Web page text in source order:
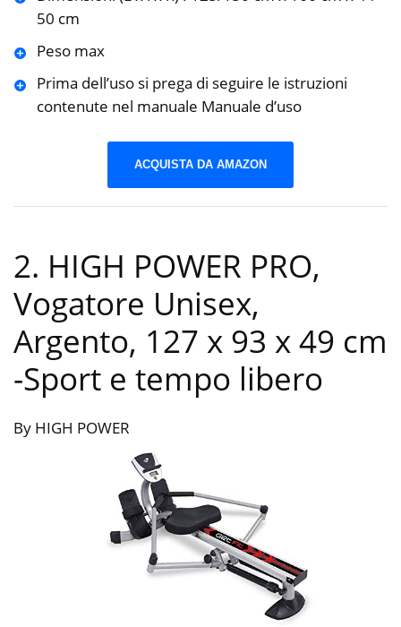
50 cm
Peso max
Prima dell’uso si prega di seguire le istruzioni
contenute nel manuale Manuale d’uso
ACQUISTA DA AMAZON
2. HIGH POWER PRO,
Vogatore Unisex,
Argento, 127 x 93 x 49 cm
-Sport e tempo libero
By HIGH POWER